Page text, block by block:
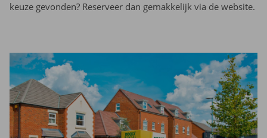
keuze gevonden? Reserveer dan gemakkelijk via de website.